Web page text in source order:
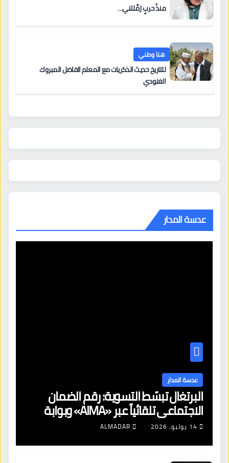
منذُ حربٍ رَمَّلتني…
هنا وطني
للتاريخ حديث الذكريات مع المعلم الفاضل المبروك
الغنودي
عدسة المدار
عدسة المدار
البرتغال تبسّط التسوية: رقم الضمان
الاجتماعي تلقائياً عبر «AIMA» وبوابة
جديدة لتجديد الإقامات
14 يوليو، 2026 ALMADAR